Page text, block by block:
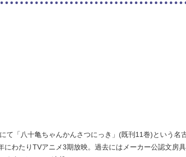
て「八十亀ちゃんかんさつにっき」(既刊11巻)という名
にわたりTVアニメ3期放映。過去にはメーカー公認文房